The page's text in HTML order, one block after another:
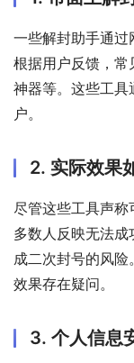
一些解封助手通过
根据用户反馈，
神器等。这些工具
户。
2. 实际效果
尽管这些工具声称
多数人反映无法
成二次封号的风
效果存在疑问。
3. 个人信息